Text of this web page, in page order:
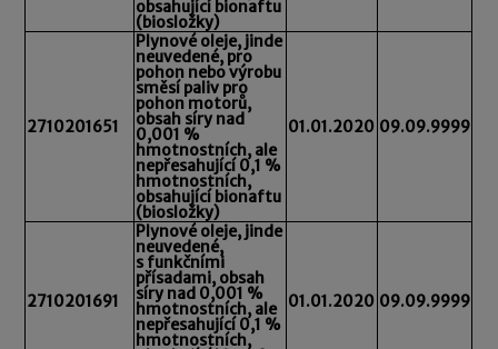
obsahující bionaftu
(biosložky)
2710201651
Plynové oleje, jinde
neuvedené, pro
pohon nebo výrobu
směsí paliv pro
pohon motorů,
obsah síry nad
0,001 %
hmotnostních, ale
nepřesahující 0,1 %
hmotnostních,
obsahující bionaftu
(biosložky)
01.01.2020 09.09.9999
2710201691
Plynové oleje, jinde
neuvedené,
s funkčními
přísadami, obsah
síry nad 0,001 %
hmotnostních, ale
nepřesahující 0,1 %
hmotnostních,
01.01.2020 09.09.9999